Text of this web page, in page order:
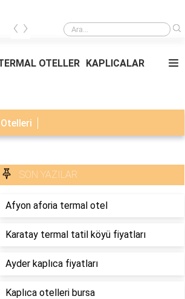
Rüyada Karnından Yaralanmak ve Kan
‹ ›
OTELLER KAPLICALAR
SON YAZILAR
Afyon aforia termal otel
Karatay termal tatil köyü fiyatları
Ayder kaplıca fiyatları
Kaplıca otelleri bursa